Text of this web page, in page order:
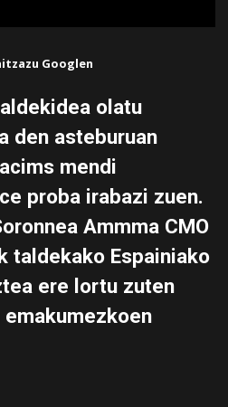
Googlen
olatu
den asteburuan
mendi
proba irabazi zuen.
Ammma CMO
taldekako Espainiako
ere lortu zuten